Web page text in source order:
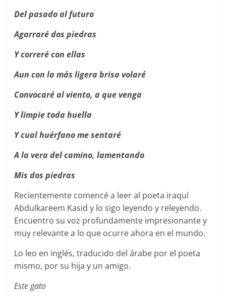
Del pasado al futuro
Agarraré dos piedras
Y correré con ellas
Aun con la más ligera brisa volaré
Convocaré al viento, a que venga
Y limpie toda huella
Y cual huérfano me sentaré
A la vera del camino, lamentando
Mis dos piedras
Recientemente comencé a leer al poeta iraquí
Abdulkareem Kasid y lo sigo leyendo y releyendo.
Encuentro su voz profundamente impresionante y
muy relevante a lo que ocurre ahora en el mundo.
Lo leo en inglés, traducido del árabe por el poeta
mismo, por su hija y un amigo.
Este gato